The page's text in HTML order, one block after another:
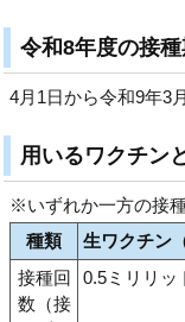
令和8年度の接種
4月1日から令和9年3
用いるワクチン
※いずれか一方の接
種類
生ワクチン
接種回
数（接
0.5ミリリッ